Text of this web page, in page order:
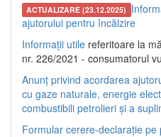
ACTUALIZARE (23.12.2025)
ajutorului pentru încălzire
Informații utile referitoare la
nr. 226/2021 - consumatorul
Anunț privind acordarea
cu gaze naturale, energie
combustibili petrolieri și a
Formular cerere-declarație